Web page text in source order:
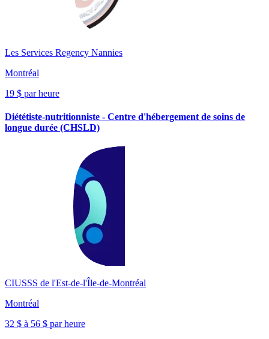
Les Services Regency Nannies
Montréal
19 $ par heure
Diététiste-nutritionniste - Centre d'hébergement de soins de
longue durée (CHSLD)
CIUSSS de l'Est-de-l'Île-de-Montréal
Montréal
32 $ à 56 $ par heure